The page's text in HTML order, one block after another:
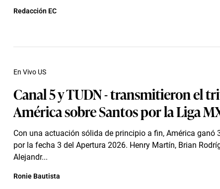
Redacción EC
Canal 5 y TUDN - transmitieron el
América sobre Santos por la Liga
Con una actuación sólida de principio a fin, América ganó
por la fecha 3 del Apertura 2026. Henry Martín, Brian
Alejandr...
En Vivo US
Ronie Bautista